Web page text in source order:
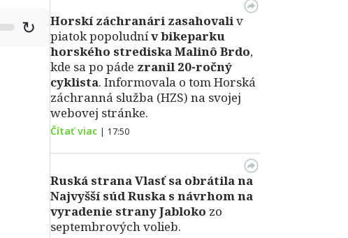
↻ Horskí záchranári zasahovaliv
piatok popoludnív bikeparku
horského strediska Malinô Brdo,
kde sa po páde zranil 20-ročný
cyklista. Informovala o tom Horská
záchranná služba (HZS) na svojej
webovej stránke.
Čítať viac | 17:50
Ruská strana Vlasť sa obrátila na
Najvyšší súd Ruska s návrhom na
vyradenie strany Jabloko zo
septembrových volieb.